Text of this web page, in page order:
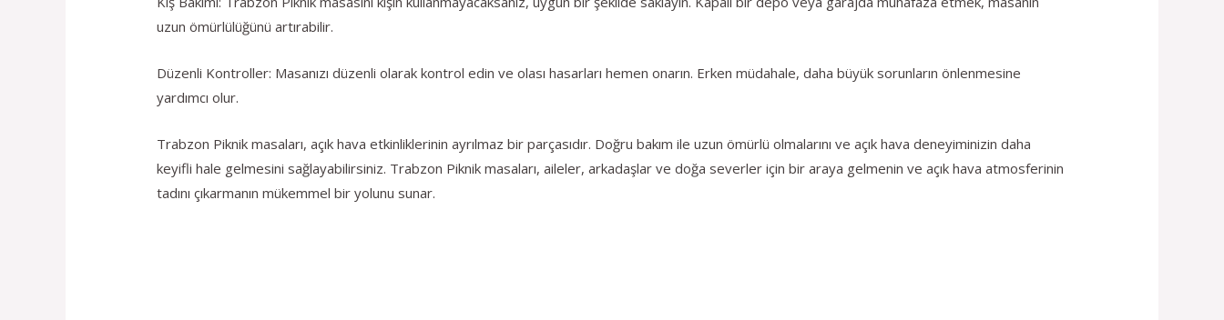
uzun ömürlülüğünü artırabilir.
Düzenli Kontroller: Masanızı düzenli olarak kontrol edin ve olası hasarları hemen onarın. Erken müdahale, daha büyük sorunların önlenmesine
yardımcı olur.
Trabzon Piknik masaları, açık hava etkinliklerinin ayrılmaz bir parçasıdır. Doğru bakım ile uzun ömürlü olmalarını ve açık hava deneyiminizin daha
keyifli hale gelmesini sağlayabilirsiniz. Trabzon Piknik masaları, aileler, arkadaşlar ve doğa severler için bir araya gelmenin ve açık hava atmosferinin
tadını çıkarmanın mükemmel bir yolunu sunar.